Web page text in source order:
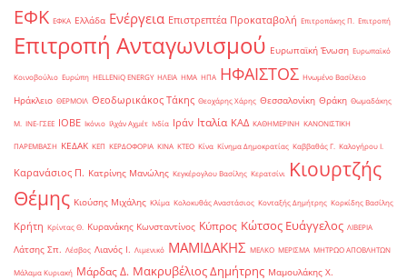
ΕΦΚ ΕΦΚΑ Ελλάδα Ενέργεια Επιστρεπτέα Προκαταβολή Επιτροπάκης Π. Επιτροπή
Επιτροπή Ανταγωνισμού Ευρωπαϊκή Ένωση Ευρωπαϊκό
Κοινοβούλιο Ευρώπη ΗELLENiQ ENERGY ΗΛΕΙΑ ΗΜΑ ΗΠΑ ΗΦΑΙΣΤΟΣ Ηνωμένο Βασίλειο
Ηράκλειο ΘΕΡΜΟΙΛ Θεοδωρικάκος Τάκης Θεοχάρης Χάρης Θεσσαλονίκη Θράκη Θωμαδάκης
Μ. ΙΝΕ-ΓΣΕΕ ΙΟΒΕ Ικόνιο Ιλχάν Αχμέτ Ινδία Ιράν Ιταλία ΚΑΔ ΚΑΘΗΜΕΡΙΝΗ ΚΑΝΟΝΙΣΤΙΚΗ
ΠΑΡΕΜΒΑΣΗ ΚΕΔΑΚ ΚΕΠ ΚΕΡΔΟΦΟΡΙΑ ΚΙΝΑ ΚΤΕΟ Κίνα Κίνημα Δημοκρατίας Καββαθάς Γ. Καλογήρου Ι.
Καρανάσιος Π. Κατρίνης Μανώλης Κεγκέρογλου Βασίλης Κερατσίνι
Κιουρτζής
Θέμης Κιούσης Μιχάλης Κλίμα Κολοκυθάς Αναστάσιος Κονταξής Δημήτρης Κορκίδης Βασίλης
Κρήτη Κρίντας Θ. Κυρανάκης Κωνσταντίνος Κύπρος Κώτσος Ευάγγελος ΛΙΒΕΡΙΑ
Λάτσης Σπ. Λέσβος Λιανός Ι. Λιμενικό ΜΑΜΙΔΑΚΗΣ ΜΕΛΚΟ ΜΕΡΙΣΜΑ ΜΗΤΡΩΟ ΑΠΟΒΛΗΤΩΝ
Μάλαμα Κυριακή Μάρδας Δ. Μακρυβέλιος Δημήτρης Μαμουλάκης Χ.